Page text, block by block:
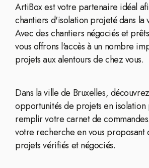
ArtiBox est votre partenaire idéal
chantiers d'isolation projeté dans la
Avec des chantiers négociés et
vous offrons l'accès à un nombre
projets aux alentours de chez vous.
Dans la ville de Bruxelles,
opportunités de projets en
remplir votre carnet de
votre recherche en vous proposant
projets vérifiés et négociés.